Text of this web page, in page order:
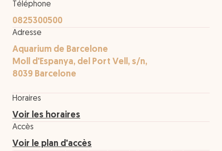
Téléphone
0825300500
Adresse
Aquarium de Barcelone
Moll d'Espanya, del Port Vell, s/n,
8039 Barcelone
Horaires
Voir les horaires
Accès
Voir le plan d'accès